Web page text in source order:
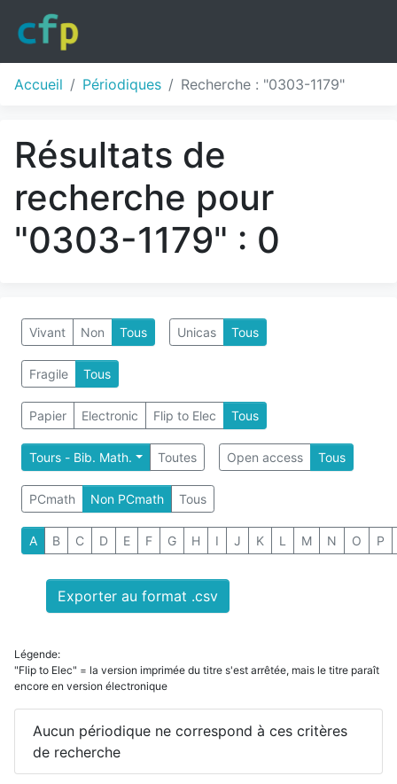
Accueil Périodiques Recherche : "0303-1179"
Résultats de
recherche pour
"0303-1179" : 0
Vivant Non Tous Unicas Tous
Fragile Tous
Papier Electronic Flip to Elec Tous
Tours - Bib. Math. Toutes Open access Tous
PCmath Non PCmath Tous
A B C D E F G H I J K L M N O P
Exporter au format .csv
Légende:
"Flip to Elec" = la version imprimée du titre s'est arrêtée, mais le titre paraît
encore en version électronique
Aucun périodique ne correspond à ces critères
de recherche